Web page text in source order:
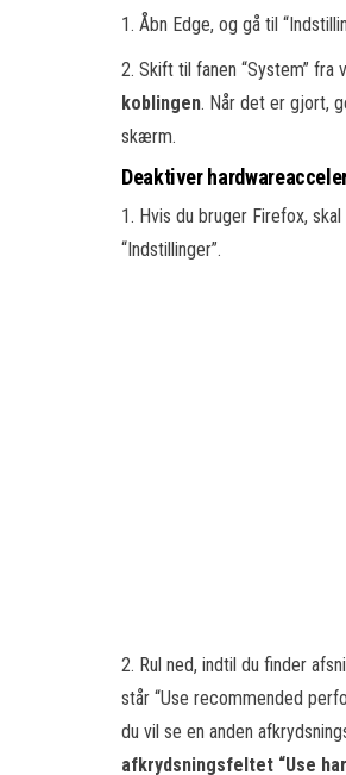
1. Åbn Edge, og gå til
2. Skift til fanen “System” fra
koblingen. Når det er gjort,
skærm.
Deaktiver
1. Hvis du bruger Firefox,
“Indstillinger”.
2. Rul ned, indtil du finder
står “Use recommended
du vil se en anden
afkrydsningsfeltet “Use